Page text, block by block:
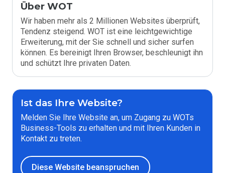
Über WOT
Wir haben mehr als 2 Millionen Websites überprüft,
Tendenz steigend. WOT ist eine leichtgewichtige
Erweiterung, mit der Sie schnell und sicher surfen
können. Es bereinigt Ihren Browser, beschleunigt ihn
und schützt Ihre privaten Daten.
Ist das Ihre Website?
Melden Sie Ihre Website an, um Zugang zu WOTs
Business-Tools zu erhalten und mit Ihren Kunden in
Kontakt zu treten.
Diese Website beanspruchen